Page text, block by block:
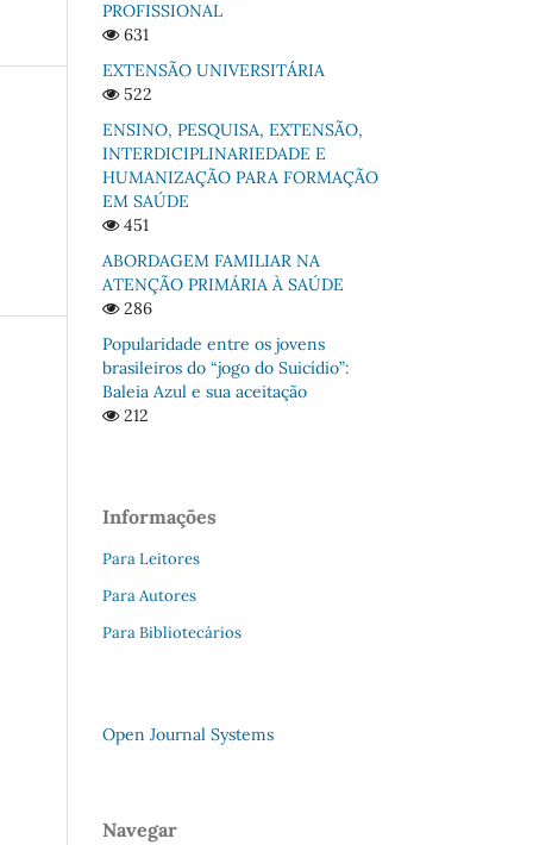
PROFISSIONAL
631
EXTENSÃO UNIVERSITÁRIA
522
ENSINO, PESQUISA, EXTENSÃO,
INTERDICIPLINARIEDADE E
HUMANIZAÇÃO PARA FORMAÇÃO
EM SAÚDE
451
ABORDAGEM FAMILIAR NA
ATENÇÃO PRIMÁRIA À SAÚDE
286
Popularidade entre os jovens
brasileiros do “jogo do Suicídio”:
Baleia Azul e sua aceitação
212
Informações
Para Leitores
Para Autores
Para Bibliotecários
Open Journal Systems
Navegar